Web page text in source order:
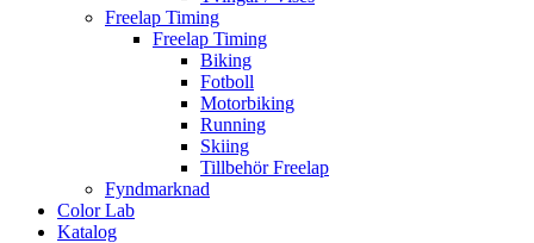
Freelap Timing
Freelap Timing
Biking
Fotboll
Motorbiking
Running
Skiing
Tillbehör Freelap
Fyndmarknad
Color Lab
Katalog